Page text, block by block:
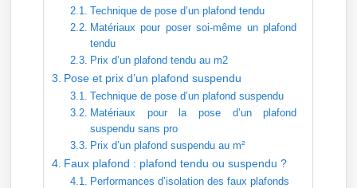
Technique de pose d’un plafond tendu
Matériaux pour poser soi-même un plafond
tendu
Prix d’un plafond tendu au m2
Pose et prix d’un plafond suspendu
Technique de pose d’un plafond suspendu
Matériaux pour la pose d’un plafond
suspendu sans pro
Prix d’un plafond suspendu au m²
Faux plafond : plafond tendu ou suspendu ?
Performances d’isolation des faux plafonds